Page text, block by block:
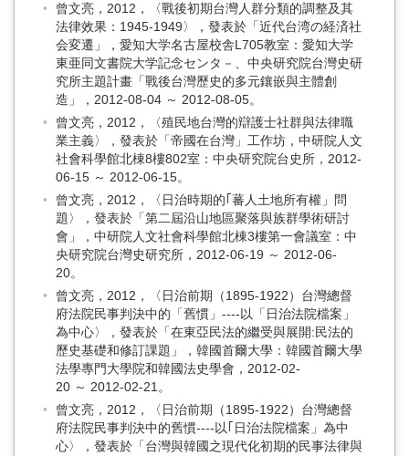
曾文亮，2012，〈戰後初期台灣人群分類的調整及其
法律效果：1945-1949〉，發表於「近代台湾の経済社
会変遷」，愛知大学名古屋校舎L705教室：愛知大学
東亜同文書院大学記念センタ－、中央研究院台灣史研
究所主題計畫「戰後台灣歷史的多元鑲嵌與主體創
造」，2012-08-04 ～ 2012-08-05。
曾文亮，2012，〈殖民地台灣的辯護士社群與法律職
業主義〉，發表於「帝國在台灣」工作坊，中研院人文
社會科學館北棟8樓802室：中央研究院台史所，2012-
06-15 ～ 2012-06-15。
曾文亮，2012，〈日治時期的｢蕃人土地所有權」問
題〉，發表於「第二屆沿山地區聚落與族群學術研討
會」，中研院人文社會科學館北棟3樓第一會議室：中
央研究院台灣史研究所，2012-06-19 ～ 2012-06-
20。
曾文亮，2012，〈日治前期（1895-1922）台灣總督
府法院民事判決中的「舊慣」----以「日治法院檔案」
為中心〉，發表於「在東亞民法的繼受與展開:民法的
歷史基礎和修訂課題」，韓國首爾大學：韓國首爾大學
法學專門大學院和韓國法史學會，2012-02-
20 ～ 2012-02-21。
曾文亮，2012，〈日治前期（1895-1922）台灣總督
府法院民事判決中的舊慣----以｢日治法院檔案」為中
心〉，發表於「台灣與韓國之現代化初期的民事法律與